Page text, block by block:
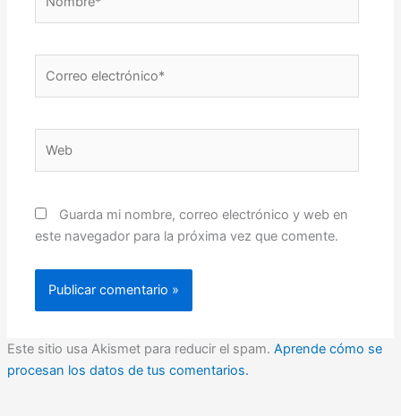
electrónico*
Guarda mi nombre, correo electrónico y web en
este navegador para la próxima vez que comente.
Este sitio usa Akismet para reducir el spam. Aprende cómo se
procesan los datos de tus comentarios.